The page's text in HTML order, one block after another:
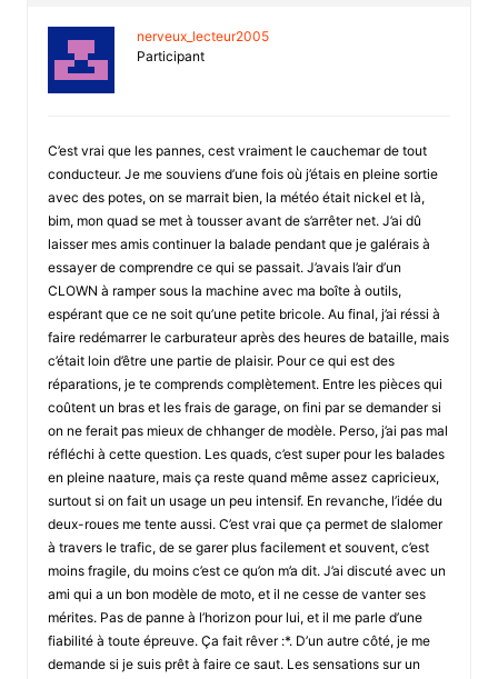
nerveux_lecteur2005
Participant
C’est vrai que les pannes, cest vraiment le cauchemar de tout
conducteur. Je me souviens d’une fois où j’étais en pleine sortie
avec des potes, on se marrait bien, la météo était nickel et là,
bim, mon quad se met à tousser avant de s’arrêter net. J’ai dû
laisser mes amis continuer la balade pendant que je galérais à
essayer de comprendre ce qui se passait. J’avais l’air d’un
CLOWN à ramper sous la machine avec ma boîte à outils,
espérant que ce ne soit qu’une petite bricole. Au final, j’ai réssi à
faire redémarrer le carburateur après des heures de bataille, mais
c’était loin d’être une partie de plaisir. Pour ce qui est des
réparations, je te comprends complètement. Entre les pièces qui
coûtent un bras et les frais de garage, on fini par se demander si
on ne ferait pas mieux de chhanger de modèle. Perso, j’ai pas mal
réfléchi à cette question. Les quads, c’est super pour les balades
en pleine naature, mais ça reste quand même assez capricieux,
surtout si on fait un usage un peu intensif. En revanche, l’idée du
deux-roues me tente aussi. C’est vrai que ça permet de slalomer
à travers le trafic, de se garer plus facilement et souvent, c’est
moins fragile, du moins c’est ce qu’on m’a dit. J’ai discuté avec un
ami qui a un bon modèle de moto, et il ne cesse de vanter ses
mérites. Pas de panne à l’horizon pour lui, et il me parle d’une
fiabilité à toute épreuve. Ça fait rêver :*. D’un autre côté, je me
demande si je suis prêt à faire ce saut. Les sensations sur un